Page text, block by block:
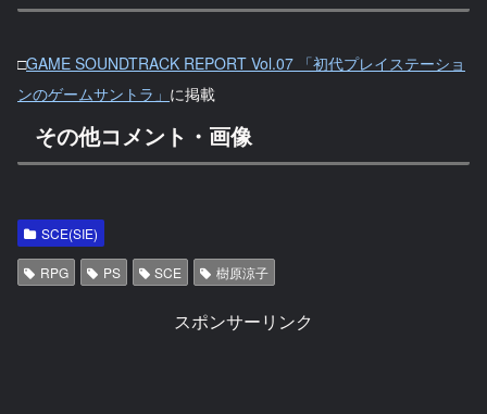
□GAME SOUNDTRACK REPORT Vol.07 「初代プレイステーショ
ンのゲームサントラ」 に掲載
その他コメント・画像
SCE(SIE)
RPG PS SCE 樹原涼子
スポンサーリンク